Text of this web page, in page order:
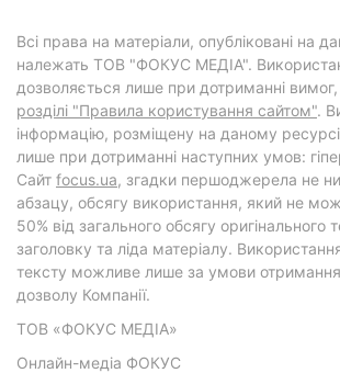
Всі права на матеріали, опубліковані на
належать ТОВ "ФОКУС МЕДІА".
дозволяється лише при дотриманні
розділі "Правила користування сайтом".
інформацію, розміщену на даному
лише при дотриманні наступних умов:
Cайт focus.ua, згадки першоджерела не
абзацу, обсягу використання, який не
50% від загального обсягу оригінального
заголовку та ліда матеріалу.
тексту можливе лише за умови
дозволу Компанії.
ТОВ «ФОКУС МЕДІА»
Онлайн-медіа ФОКУС